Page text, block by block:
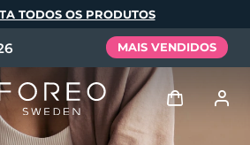
TODOS OS PRODUTOS
MAIS VENDIDOS